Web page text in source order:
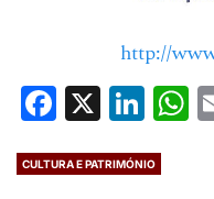
http://
Facebook
X
CULTURA E PATRIMÓNIO